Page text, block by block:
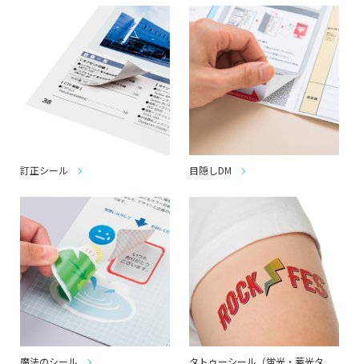
訂正シール 目隠しDM
魔法のシール
タトゥーシール（蛍光・蓄光タ